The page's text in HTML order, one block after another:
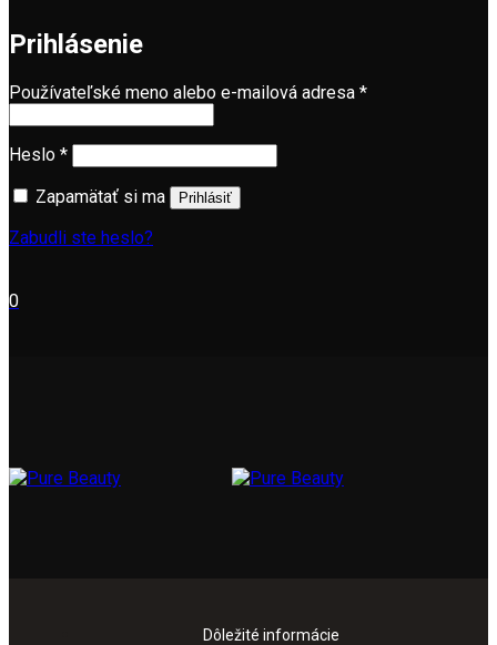
Prihlásenie
Používateľské meno alebo e-mailová adresa *
Heslo *
Zapamätať si ma
Prihlásiť
Zabudli ste heslo?
0
Dôležité informácie